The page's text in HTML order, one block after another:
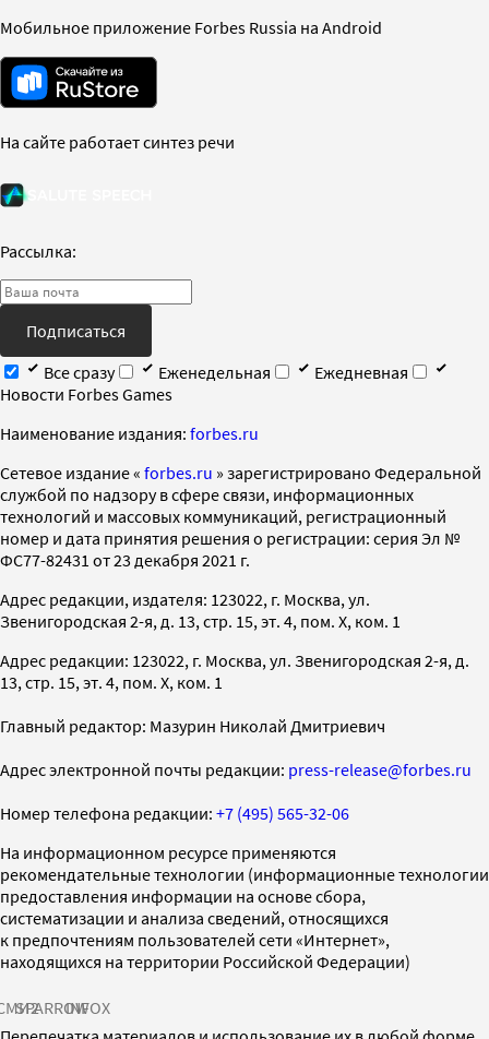
Мобильное приложение Forbes Russia на Android
На сайте работает синтез речи
Рассылка:
Подписаться
Все сразу
Еженедельная
Ежедневная
Новости Forbes Games
Наименование издания: forbes.ru
Cетевое издание « forbes.ru » зарегистрировано Федеральной
службой по надзору в сфере связи, информационных
технологий и массовых коммуникаций, регистрационный
номер и дата принятия решения о регистрации: серия Эл №
ФС77-82431 от 23 декабря 2021 г.
Адрес редакции, издателя: 123022, г. Москва, ул.
Звенигородская 2-я, д. 13, стр. 15, эт. 4, пом. X, ком. 1
Адрес редакции: 123022, г. Москва, ул. Звенигородская 2-я, д.
13, стр. 15, эт. 4, пом. X, ком. 1
Главный редактор: Мазурин Николай Дмитриевич
Адрес электронной почты редакции: press-release@forbes.ru
Номер телефона редакции: +7 (495) 565-32-06
На информационном ресурсе применяются
рекомендательные технологии (информационные технологии
предоставления информации на основе сбора,
систематизации и анализа сведений, относящихся
к предпочтениям пользователей сети «Интернет»,
находящихся на территории Российской Федерации)
SPARROWINFOX